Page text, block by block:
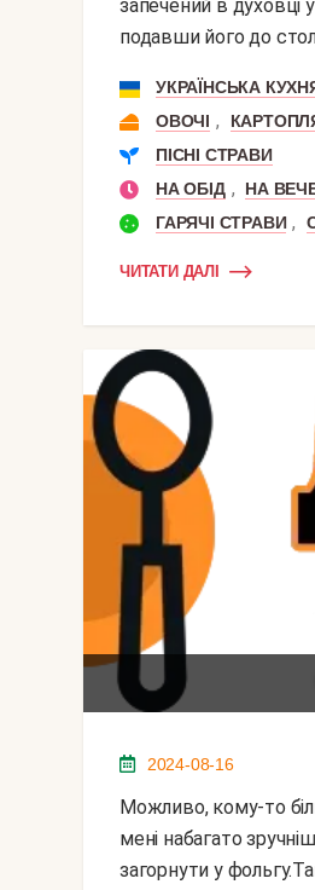
запечений в духовці
подавши його до
УКРАЇНСЬКА
ОВОЧІ ,
ПІСНІ СТРАВИ
НА ОБІД ,
НА
ГАРЯЧІ СТРАВИ ,
ЧИТАТИ ДАЛІ
2024-08-16
Можливо, кому-то більше подобається готувати такий перець традиційним способом на плиті, але
мені набагато
загорнути у